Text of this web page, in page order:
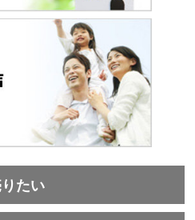
たい